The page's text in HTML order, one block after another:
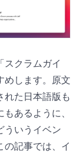
スクラムガイ
めします。原文
れた日本語版も
あるように、
ういうイベン
の記事では、イ